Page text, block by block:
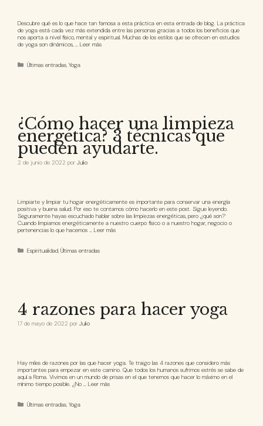
Descubre qué es lo que hace tan famosa a esta práctica en esta entrada de blog. La práctica
de yoga está cada vez más extendida entre las personas gracias a todos los beneficios que
nos aporta a nivel físico, mental y espiritual. Muchas de los estilos que se ofrecen en estudios
de yoga son dinámicos, … Leer más
Últimas entradas, Yoga
¿Cómo hacer una limpieza
energética? 3 técnicas que
pueden ayudarte.
2 de junio de 2022 por Julio
Limpiarte y limpiar tu hogar energéticamente es importante para conservar una energía
positiva y buena salud. Por eso te contamos cómo hacerlo en este post. Sigue leyendo.
Seguramente hayas escuchado hablar sobre las limpiezas energéticas, pero ¿qué son?
Cuando limpiamos energéticamente a nuestro cuerpo físico o a nuestro hogar, negocio o
pertenencias lo que hacemos … Leer más
Espiritualidad, Últimas entradas
4 razones para hacer yoga
17 de mayo de 2022 por Julio
Hay miles de razones por las que hacer yoga. Te traigo las 4 razones que considero más
importantes para empezar en este camino. Que todos los humanos sufrimos estrés se sabe de
aquí a Roma. Vivimos en un mundo de prisas en el que tenemos que hacer lo máximo en el
mínimo tiempo posible. ¿No … Leer más
Últimas entradas, Yoga